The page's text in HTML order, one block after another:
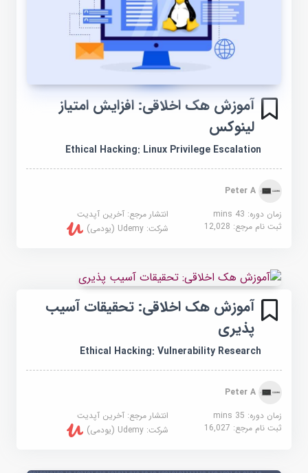
آموزش هک اخلاقی: افزایش امتیاز
لینوکس
Ethical Hacking: Linux Privilege Escalation
Peter A
زمان دوره: 43 mins
انتشار مرجع:آخرین آپدیت
ثبت نام مرجع:12,028 شرکت:Udemy (یودمی)
آموزش هک اخلاقی: تحقیقات آسیب
پذیری
Ethical Hacking: Vulnerability Research
Peter A
زمان دوره: 35 mins
انتشار مرجع:آخرین آپدیت
ثبت نام مرجع:16,027 شرکت:Udemy (یودمی)